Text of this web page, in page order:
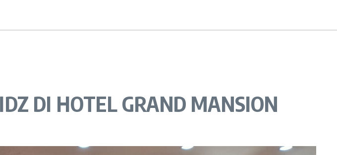
DI HOTEL GRAND MANSION